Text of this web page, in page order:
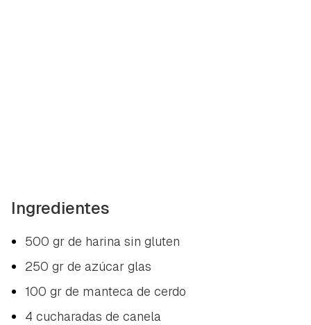
Ingredientes
500 gr de harina sin gluten
250 gr de azúcar glas
100 gr de manteca de cerdo
4 cucharadas de canela